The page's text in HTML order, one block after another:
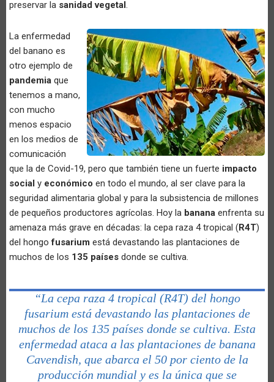
preservar la sanidad vegetal.
La enfermedad
del banano es
otro ejemplo de
pandemia que
tenemos a mano,
con mucho
menos espacio
en los medios de
comunicación
que la de Covid-19, pero que también tiene un fuerte impacto
social y económico en todo el mundo, al ser clave para la
seguridad alimentaria global y para la subsistencia de millones
de pequeños productores agrícolas. Hoy la banana enfrenta su
amenaza más grave en décadas: la cepa raza 4 tropical (R4T)
del hongofusarium está devastando las plantaciones de
muchos de los 135 países donde se cultiva.
“La cepa raza 4 tropical (R4T) del hongo
fusarium está devastando las plantaciones de
muchos de los 135 países donde se cultiva. Esta
enfermedad ataca a las plantaciones de banana
Cavendish, que abarca el 50 por ciento de la
producción mundial y es la única que se